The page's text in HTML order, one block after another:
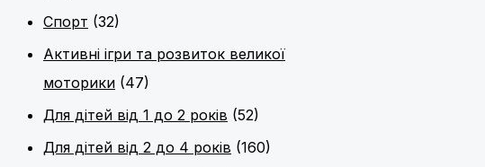
Спорт (32)
Активні ігри та розвиток великої
моторики (47)
Для дітей від 1 до 2 років (52)
Для дітей від 2 до 4 років (160)